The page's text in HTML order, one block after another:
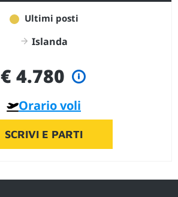
Ultimi posti
Islanda
€ 4.780
Orario voli
SCRIVI E PARTI